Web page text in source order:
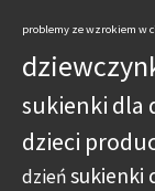
problemy ze wzrokiem w
sukienki dla
dzieci
dzieńsukienki